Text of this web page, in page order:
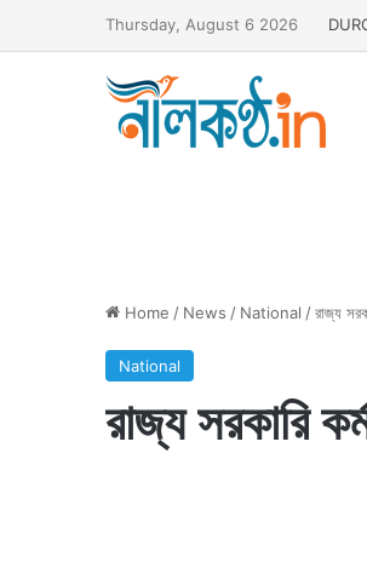
Thursday, August 6 2026
Home / News / National /রাজ্য
National
রাজ্য সরকারি